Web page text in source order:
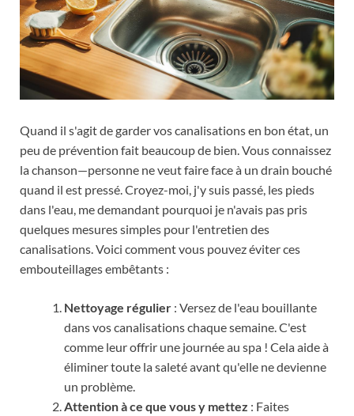
Quand il s'agit de garder vos canalisations en bon état, un
peu de prévention fait beaucoup de bien. Vous connaissez
la chanson—personne ne veut faire face à un drain bouché
quand il est pressé. Croyez-moi, j'y suis passé, les pieds
dans l'eau, me demandant pourquoi je n'avais pas pris
quelques mesures simples pour l'entretien des
canalisations. Voici comment vous pouvez éviter ces
embouteillages embêtants :
Nettoyage régulier : Versez de l'eau bouillante
dans vos canalisations chaque semaine. C'est
comme leur offrir une journée au spa ! Cela aide à
éliminer toute la saleté avant qu'elle ne devienne
un problème.
Attention à ce que vous y mettez : Faites